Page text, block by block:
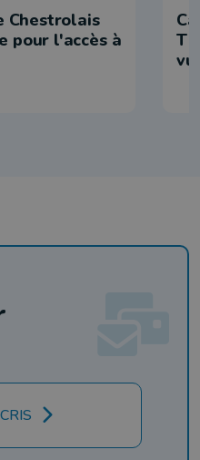
Chestrolais
pour l'accès à